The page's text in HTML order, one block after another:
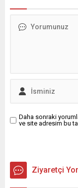
Daha sonraki
ve site adresim bu
Ziyaretçi